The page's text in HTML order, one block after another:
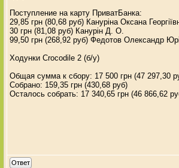
Поступление на карту ПриватБанка:
29,85 грн (80,68 руб) Кануріна Оксана
30 грн (81,08 руб) Канурін Д. О.
99,50 грн (268,92 руб) Федотов Олександр
Ходунки Crocodile 2 (б/у)
Общая сумма к сбору: 17 500 грн (47 297,30
Собрано: 159,35 грн (430,68 руб)
Осталось собрать: 17 340,65 грн (46 866,62
Ответ